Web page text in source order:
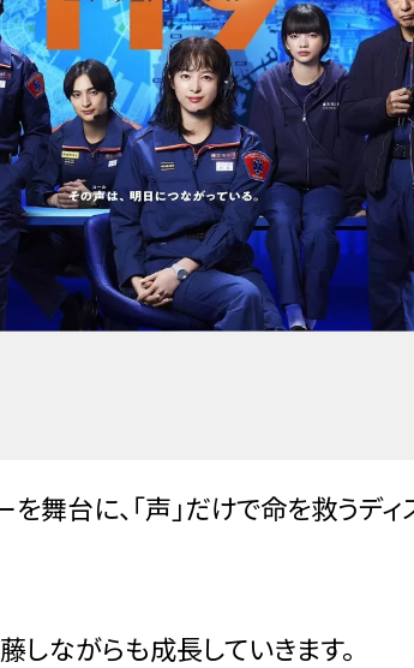
舞台に、「声」だけで命を救うデ
ながらも成長していきます。